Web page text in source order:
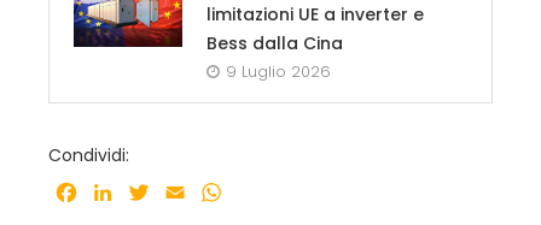
limitazioni UE a inverter e
Bess dalla Cina
9 Luglio 2026
Condividi:
Facebook
LinkedInTwitter
Email